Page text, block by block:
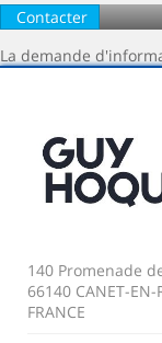
La demande
140 Promenade
66140 CANET-EN-
FRANCE